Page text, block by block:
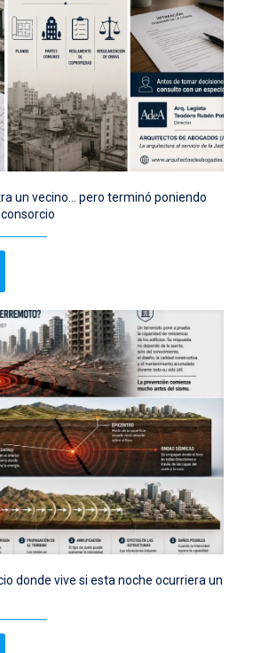
un vecino… pero terminó poniendo
donde vive si esta noche ocurriera un